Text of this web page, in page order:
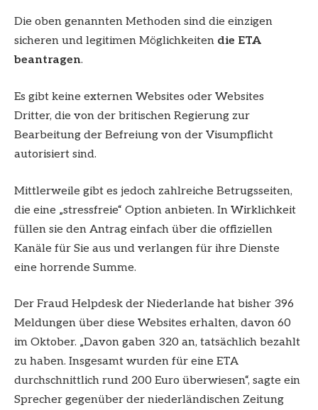
Die oben genannten Methoden sind die einzigen
sicheren und legitimen Möglichkeiten die ETA
beantragen.
Es gibt keine externen Websites oder Websites
Dritter, die von der britischen Regierung zur
Bearbeitung der Befreiung von der Visumpflicht
autorisiert sind.
Mittlerweile gibt es jedoch zahlreiche Betrugsseiten,
die eine „stressfreie“ Option anbieten. In Wirklichkeit
füllen sie den Antrag einfach über die offiziellen
Kanäle für Sie aus und verlangen für ihre Dienste
eine horrende Summe.
Der Fraud Helpdesk der Niederlande hat bisher 396
Meldungen über diese Websites erhalten, davon 60
im Oktober. „Davon gaben 320 an, tatsächlich bezahlt
zu haben. Insgesamt wurden für eine ETA
durchschnittlich rund 200 Euro überwiesen“, sagte ein
Sprecher gegenüber der niederländischen Zeitung